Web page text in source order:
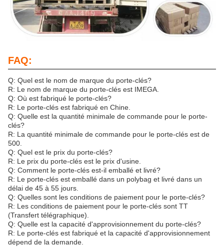
FAQ:
Q: Quel est le nom de marque du porte-clés?
R: Le nom de marque du porte-clés est IMEGA.
Q: Où est fabriqué le porte-clés?
R: Le porte-clés est fabriqué en Chine.
Q: Quelle est la quantité minimale de commande pour le porte-
clés?
R: La quantité minimale de commande pour le porte-clés est de
500.
Q: Quel est le prix du porte-clés?
R: Le prix du porte-clés est le prix d'usine.
Q: Comment le porte-clés est-il emballé et livré?
R: Le porte-clés est emballé dans un polybag et livré dans un
délai de 45 à 55 jours.
Q: Quelles sont les conditions de paiement pour le porte-clés?
R: Les conditions de paiement pour le porte-clés sont TT
(Transfert télégraphique).
Q: Quelle est la capacité d'approvisionnement du porte-clés?
R: Le porte-clés est fabriqué et la capacité d'approvisionnement
dépend de la demande.